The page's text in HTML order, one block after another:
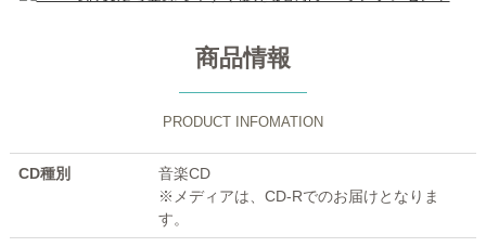
商品情報
PRODUCT INFOMATION
CD種別
音楽CD
※メディアは、CD-Rでのお届けとなりま
す。